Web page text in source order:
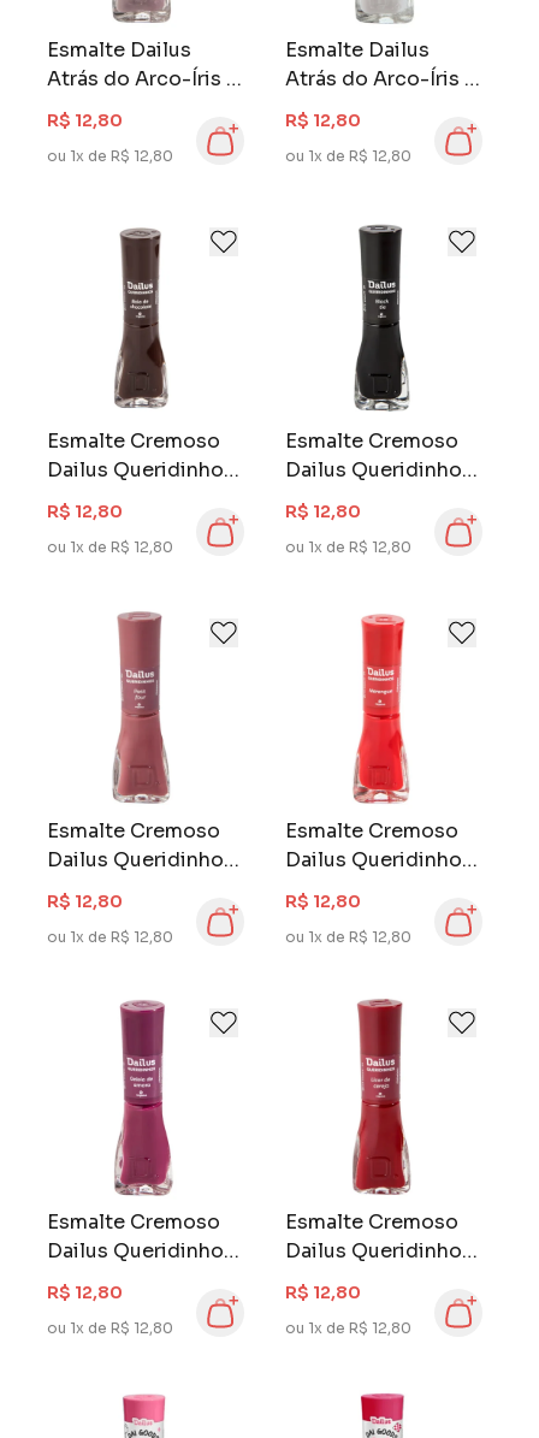
Esmalte Dailus
Atrás do Arco-Íris 8
ml Feixe de Luz
R$ 12,80
ou 1x de R$ 12,80
Esmalte Dailus
Atrás do Arco-Íris 8
ml Lágrima de
Unicórnio
R$ 12,80
ou 1x de R$ 12,80
Esmalte Cremoso
Dailus Queridinhos
8 ml Bolo de
Chocolate
R$ 12,80
ou 1x de R$ 12,80
Esmalte Cremoso
Dailus Queridinhos
8 ml Black Tie
R$ 12,80
ou 1x de R$ 12,80
Esmalte Cremoso
Dailus Queridinhos
8 ml Petit Four
R$ 12,80
ou 1x de R$ 12,80
Esmalte Cremoso
Dailus Queridinhos
8 ml Merengue
R$ 12,80
ou 1x de R$ 12,80
Esmalte Cremoso
Dailus Queridinhos
8 ml Geléia de
Amora
R$ 12,80
ou 1x de R$ 12,80
Esmalte Cremoso
Dailus Queridinhos
8 ml Licor de Cereja
R$ 12,80
ou 1x de R$ 12,80